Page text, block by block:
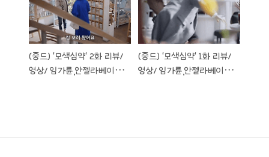
(중드) ‘모색심약‘ 2화 리뷰/
영상/ 임가륜,안젤라베이비
(중드) ‘모색심약‘ 1화 리뷰/
영상/ 임가륜,안젤라베이비